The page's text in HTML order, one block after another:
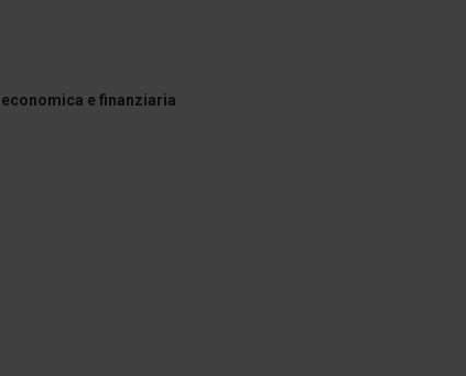
e finanziaria